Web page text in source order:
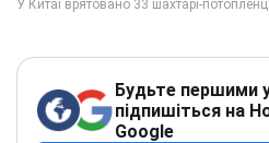
Будьте першими
підпишіться на
Google